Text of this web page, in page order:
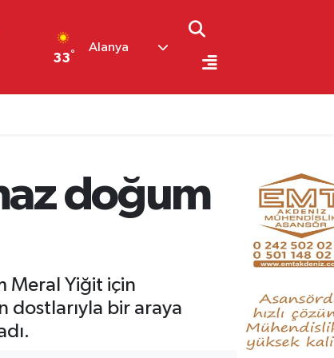
33°
Alanya
doğum
Meral Yiğit için
dostlarıyla bir araya